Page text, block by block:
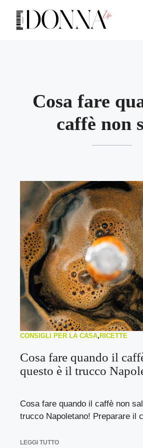
contenuto
Cosa fare
caffè non
CONSIGLI PER LA CASA, RICETTE
Cosa fare quando il
questo è il trucco
Cosa fare quando il caffè non
trucco Napoletano! Preparare il
LEGGI TUTTO